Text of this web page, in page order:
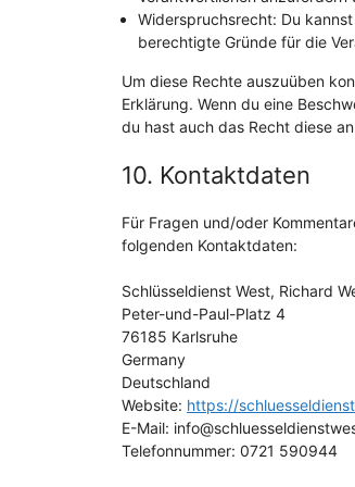
Widerspruchsrecht: Du
berechtigte Gründe für die
Um diese Rechte auszuüben
Erklärung. Wenn du eine
du hast auch das Recht diese
10. Kontaktdaten
Für Fragen und/oder
folgenden Kontaktdaten:
Schlüsseldienst West, Richard
Peter-und-Paul-Platz 4
76185 Karlsruhe
Germany
Deutschland
Website: https://
E-Mail: info@
Telefonnummer: 0721 590944